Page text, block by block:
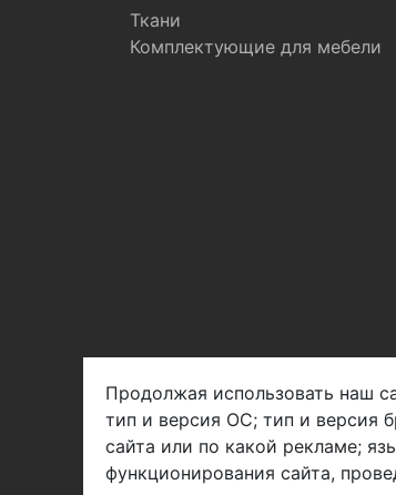
Ткани
Комплектующие для мебели
Арбен текстиль г. Щелково,
1-й Советский д.25, владение
Продолжая использовать наш
тип и версия ОС; тип и версия
сайта или по какой рекламе;
функционирования сайта,